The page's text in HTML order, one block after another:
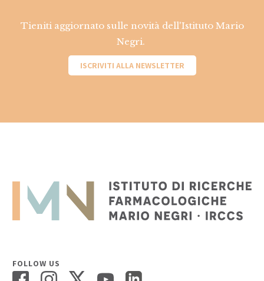
Tieniti aggiornato sulle novità dell'Istituto Mario
Negri.
ISCRIVITI ALLA NEWSLETTER
FOLLOW US